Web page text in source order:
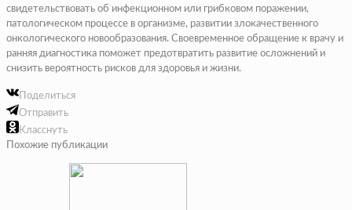
свидетельствовать об инфекционном или грибковом поражении,
патологическом процессе в организме, развитии злокачественного
онкологического новообразования. Своевременное обращение к врачу и
ранняя диагностика поможет предотвратить развитие осложнений и
снизить вероятность рисков для здоровья и жизни.
Поделиться
Отправить
Класснуть
Похожие публикации